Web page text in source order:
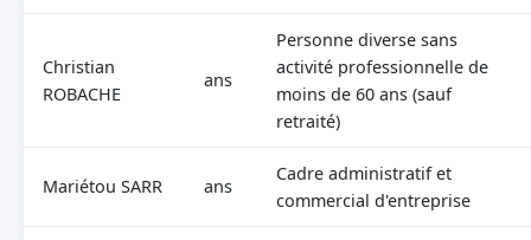
Christian
ROBACHE
ans
Personne diverse sans
activité professionnelle de
moins de 60 ans (sauf
retraité)
Mariétou SARR ans
Cadre administratif et
commercial d'entreprise